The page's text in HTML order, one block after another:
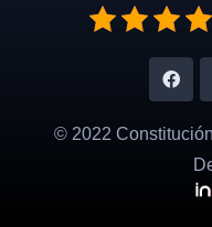
© 2022